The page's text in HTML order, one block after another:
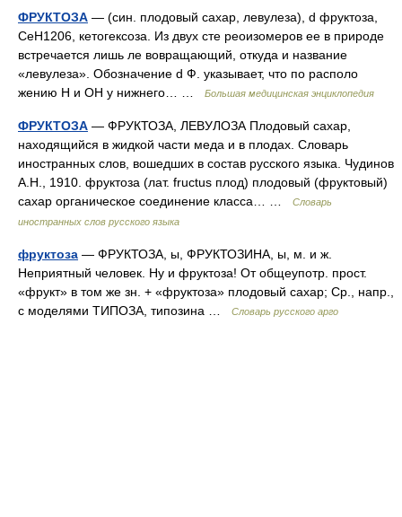
ФРУКТОЗА — (син. плодовый сахар, левулеза), d фруктоза,
СеН1206, кетогексоза. Из двух сте реоизомеров ее в природе
встречается лишь ле вовращающий, откуда и название
«левулеза». Обозначение d Ф. указывает, что по располо
жению Н и ОН у нижнего… …
Большая медицинская энциклопедия
ФРУКТОЗА — ФРУКТОЗА, ЛЕВУЛОЗА Плодовый сахар,
находящийся в жидкой части меда и в плодах. Словарь
иностранных слов, вошедших в состав русского языка. Чудинов
А.Н., 1910. фруктоза (лат. fructus плод) плодовый (фруктовый)
сахар органическое соединение класса… …
Словарь
иностранных слов русского языка
фруктоза — ФРУКТОЗА, ы, ФРУКТОЗИНА, ы, м. и ж.
Неприятный человек. Ну и фруктоза! От общеупотр. прост.
«фрукт» в том же зн. + «фруктоза» плодовый сахар; Ср., напр.,
с моделями ТИПОЗА, типозина …
Словарь русского арго